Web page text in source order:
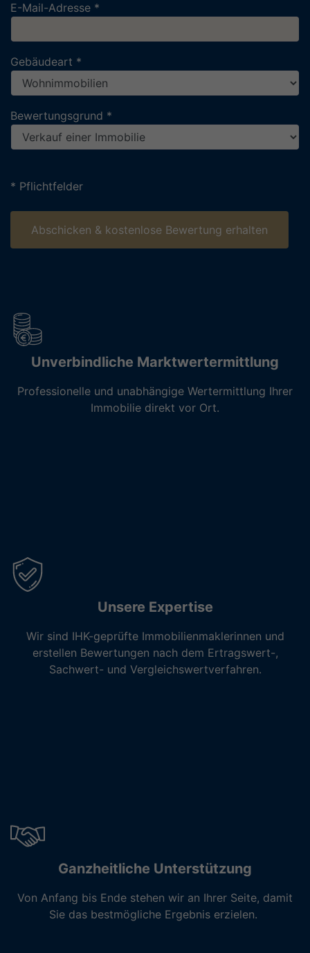
E-Mail-Adresse *
Gebäudeart *
Bewertungsgrund *
* Pflichtfelder
Abschicken & kostenlose Bewertung erhalten
Unverbindliche Marktwertermittlung
Professionelle und unabhängige Wertermittlung Ihrer
Immobilie direkt vor Ort.
Unsere Expertise
Wir sind IHK-geprüfte Immobilienmaklerinnen und
erstellen Bewertungen nach dem Ertragswert-,
Sachwert- und Vergleichswertverfahren.
Ganzheitliche Unterstützung
Von Anfang bis Ende stehen wir an Ihrer Seite, damit
Sie das bestmögliche Ergebnis erzielen.